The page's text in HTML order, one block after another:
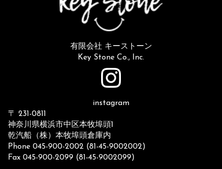
有限会社 キーストーン
Key Stone Co., Inc.
instagram
〒 231-0811
神奈川県横浜市中区本牧埠頭1
乾汽船（株）本牧埠頭倉庫内
Phone 045-900-2002 (81-45-9002002)
Fax 045-900-2099 (81-45-9002099)